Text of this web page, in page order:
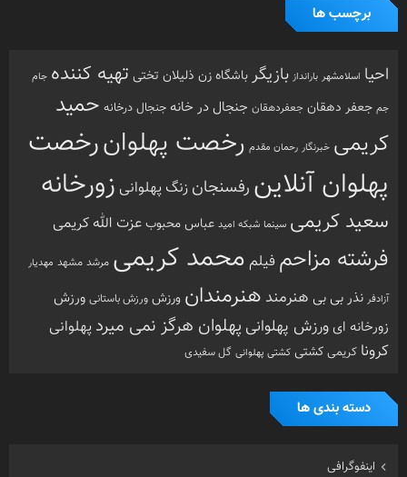
برچسب ها
احیا اسلامشهر بارانداز بازیگر باشگاه زن ذلیلان تختی تهیه کننده جام
جم جعفر دهقان جعفردهقان جنجال در خانه جنجال درخانه حمید
کریمی خبرنگار رحمان مقدم رخصت پهلوانرخصت
پهلوان آنلاین رفسنجان زنگ پهلوانی زورخانه
سعید کریمی سینما شبکه امید عباس محبوبعزت الله کریمی
فرشته مزاحمفیلم محمد کریمی مرشد مشهد مهدیار
آزادفر نذر بی بی هنرمند هنرمندان ورزش ورزش باستانی ورزش
زورخانه ای ورزش پهلوانی پهلوان هرگز نمی میرد پهلوانی
کرونا کریمی کشتی کشتی پهلوانی گل سفیدی
دسته بندی ها
اینفوگرافی